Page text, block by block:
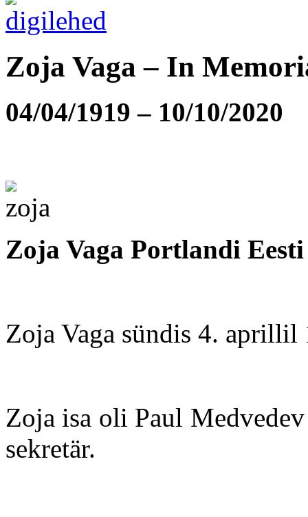
Zoja Vaga – In
04/04/1919 – 10/10/2020
Zoja Vaga Portlandi Eesti
Zoja Vaga sündis 4. aprillil
Zoja isa oli Paul
sekretär.